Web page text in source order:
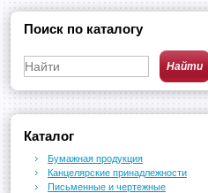
Поиск по каталогу
Каталог
Бумажная продукция
Канцелярские принадлежности
Письменные и чертежные